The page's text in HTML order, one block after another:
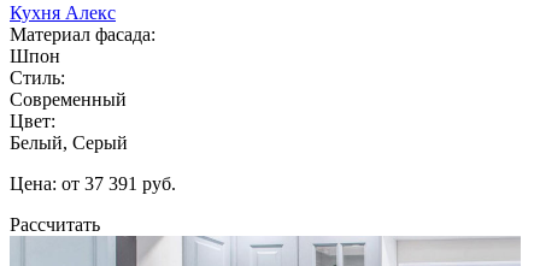
Кухня Алекс
Материал фасада:
Шпон
Стиль:
Современный
Цвет:
Белый, Серый
Цена: от 37 391 руб.
Рассчитать